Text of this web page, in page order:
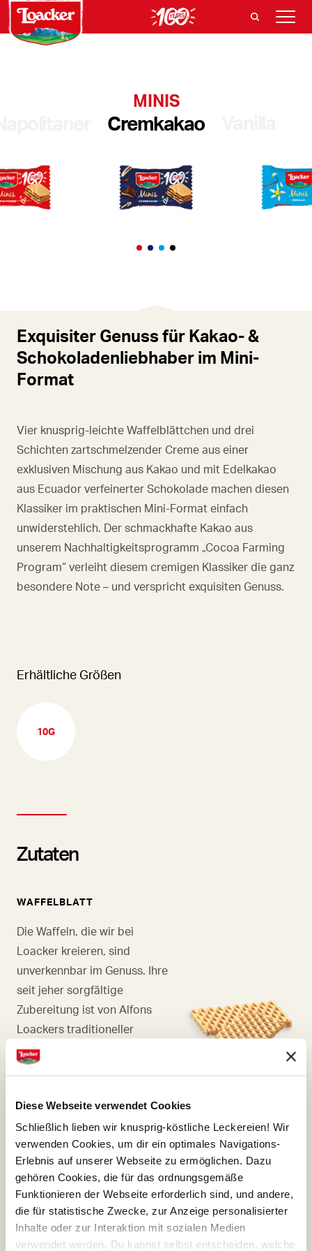
Diese Webseite verwendet Cookies
Schließlich lieben wir knusprig-köstliche Leckereien! Wir
verwenden Cookies, um dir ein optimales Navigations-
Erlebnis auf unserer Webseite zu ermöglichen. Dazu
gehören Cookies, die für das ordnungsgemäße
Funktionieren der Webseite erforderlich sind, und andere,
die für statistische Zwecke, zur Anzeige personalisierter
Inhalte oder zur Interaktion mit sozialen Medien
verwendet werden. Du kannst selbst entscheiden, welche
MINIS
Cremkakao
Exquisiter Genuss für Kakao- &
Schokoladenliebhaber im Mini-
Format
Vier knusprig-leichte Waffelblättchen und drei
Schichten zartschmelzender Creme aus einer
exklusiven Mischung aus Kakao und mit Edelkakao
aus Ecuador verfeinerter Schokolade machen diesen
Klassiker im praktischen Mini-Format einfach
unwiderstehlich. Der schmackhafte Kakao aus
unserem Nachhaltigkeitsprogramm „Cocoa Farming
Program“ verleiht diesem cremigen Klassiker die ganz
besondere Note – und verspricht exquisiten Genuss.
Erhältliche Größen
10G
Zutaten
WAFFELBLATT
Die Waffeln, die wir bei
Loacker kreieren, sind
unverkennbar im Genuss. Ihre
seit jeher sorgfältige
Zubereitung ist von Alfons
Loackers traditioneller
Konditorkunst ebenso
geprägt, wie von jenen
und respektvoller Veredler
des Originalrezepts.
KAKAO
Dass viele unserer Cremen so